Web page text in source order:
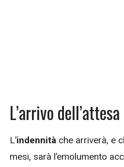
L’arrivo
L’indennità che arriverà, e
mesi, sarà l’emolumento